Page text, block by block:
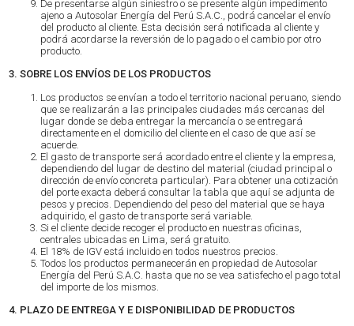
De presentarse algún siniestro o se presente algún impedimento
ajeno a Autosolar Energía del Perú S.A.C., podrá cancelar el envío
del producto al cliente. Esta decisión será notificada al cliente y
podrá acordarse la reversión de lo pagado o el cambio por otro
producto.
3. SOBRE LOS ENVÍOS DE LOS PRODUCTOS
Los productos se envían a todo el territorio nacional peruano, siendo
que se realizarán a las principales ciudades más cercanas del
lugar donde se deba entregar la mercancía o se entregará
directamente en el domicilio del cliente en el caso de que así se
acuerde.
El gasto de transporte será acordado entre el cliente y la empresa,
dependiendo del lugar de destino del material (ciudad principal o
dirección de envío concreta particular). Para obtener una cotización
del porte exacta deberá consultar la tabla que aquí se adjunta de
pesos y precios. Dependiendo del peso del material que se haya
adquirido, el gasto de transporte será variable.
Si el cliente decide recoger el producto en nuestras oficinas,
centrales ubicadas en Lima, será gratuito.
El 18% de IGV está incluido en todos nuestros precios.
Todos los productos permanecerán en propiedad de Autosolar
Energía del Perú S.A.C. hasta que no se vea satisfecho el pago total
del importe de los mismos.
4. PLAZO DE ENTREGA Y E DISPONIBILIDAD DE PRODUCTOS